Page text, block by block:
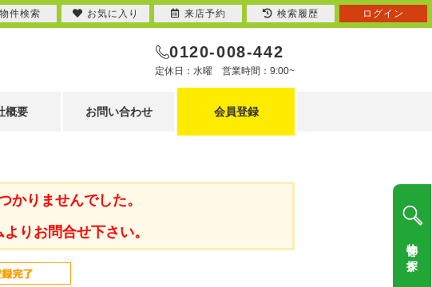
0120-008-442
定休日：水曜 営業時間：9:00~
概要 お問い合わせ 会員登録
かりませんでした。
りお問合せ下さい。
物件検索 お気に入り 来店予約 検索履歴 ログイン
物件を探す